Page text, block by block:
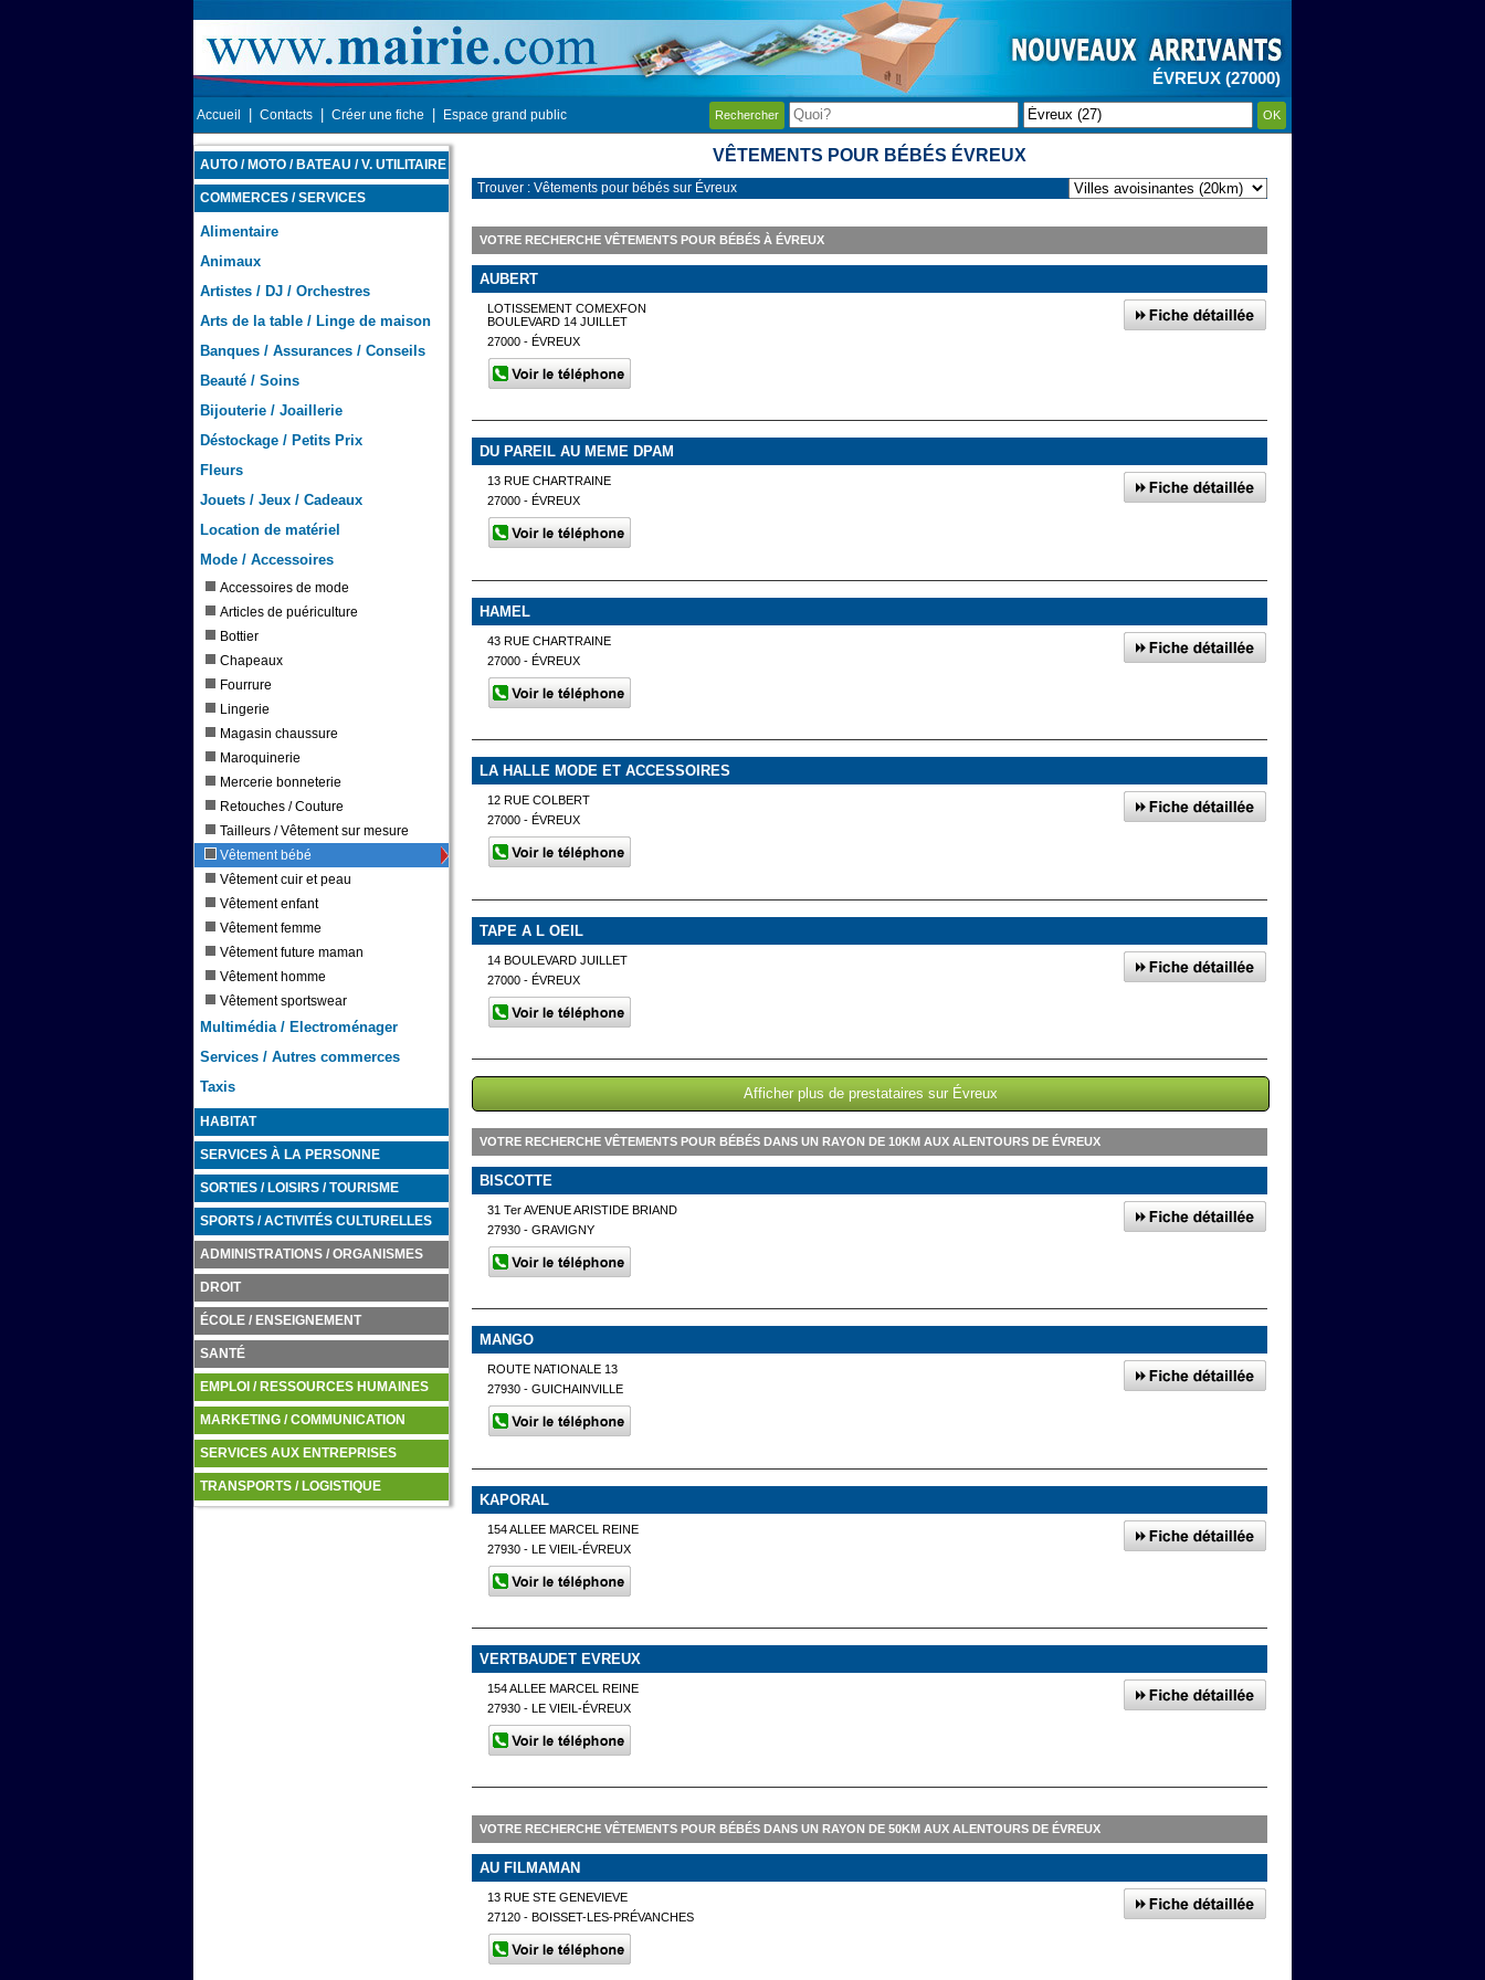
ÉVREUX (27000)
Accueil Contacts Créer une fiche Espace grand public Rechercher OK
AUTO / MOTO / BATEAU / V. UTILITAIRE
COMMERCES / SERVICES
Alimentaire
Animaux
Artistes / DJ / Orchestres
Arts de la table / Linge de maison
Banques / Assurances / Conseils
Beauté / Soins
Bijouterie / Joaillerie
Déstockage / Petits Prix
Fleurs
Jouets / Jeux / Cadeaux
Location de matériel
Mode / Accessoires
Accessoires de mode
Articles de puériculture
Bottier
Chapeaux
Fourrure
Lingerie
Magasin chaussure
Maroquinerie
Mercerie bonneterie
Retouches / Couture
Tailleurs / Vêtement sur mesure
Vêtement bébé
Vêtement cuir et peau
Vêtement enfant
Vêtement femme
Vêtement future maman
Vêtement homme
Vêtement sportswear
Multimédia / Electroménager
Services / Autres commerces
Taxis
HABITAT
SERVICES À LA PERSONNE
SORTIES / LOISIRS / TOURISME
SPORTS / ACTIVITÉS CULTURELLES
ADMINISTRATIONS / ORGANISMES
DROIT
ÉCOLE / ENSEIGNEMENT
SANTÉ
EMPLOI / RESSOURCES HUMAINES
MARKETING / COMMUNICATION
SERVICES AUX ENTREPRISES
TRANSPORTS / LOGISTIQUE
VÊTEMENTS POUR BÉBÉS ÉVREUX
Trouver : Vêtements pour bébés sur Évreux
VOTRE RECHERCHE VÊTEMENTS POUR BÉBÉS À ÉVREUX
AUBERT
LOTISSEMENT COMEXFON
BOULEVARD 14 JUILLET
27000 - ÉVREUX
DU PAREIL AU MEME DPAM
13 RUE CHARTRAINE
27000 - ÉVREUX
HAMEL
43 RUE CHARTRAINE
27000 - ÉVREUX
LA HALLE MODE ET ACCESSOIRES
12 RUE COLBERT
27000 - ÉVREUX
TAPE A L OEIL
14 BOULEVARD JUILLET
27000 - ÉVREUX
Afficher plus de prestataires sur Évreux
VOTRE RECHERCHE VÊTEMENTS POUR BÉBÉS DANS UN RAYON DE 10KM AUX ALENTOURS DE ÉVREUX
BISCOTTE
31 Ter AVENUE ARISTIDE BRIAND
27930 - GRAVIGNY
MANGO
ROUTE NATIONALE 13
27930 - GUICHAINVILLE
KAPORAL
154 ALLEE MARCEL REINE
27930 - LE VIEIL-ÉVREUX
VERTBAUDET EVREUX
154 ALLEE MARCEL REINE
27930 - LE VIEIL-ÉVREUX
VOTRE RECHERCHE VÊTEMENTS POUR BÉBÉS DANS UN RAYON DE 50KM AUX ALENTOURS DE ÉVREUX
AU FILMAMAN
13 RUE STE GENEVIEVE
27120 - BOISSET-LES-PRÉVANCHES